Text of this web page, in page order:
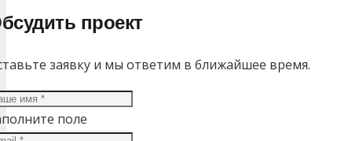
проект
заявку и мы ответим в ближайшее время.
поле